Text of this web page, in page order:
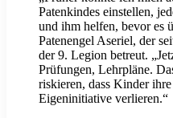
Patenkindes einstellen,
und ihm helfen, bevor es
Patenengel Aseriel, der
der 9. Legion betreut.
Prüfungen, Lehrpläne.
riskieren, dass Kinder
Eigeninitiative verlieren.“